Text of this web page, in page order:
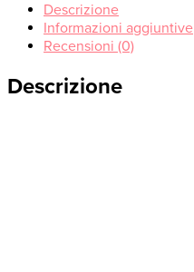
Descrizione
Informazioni aggiuntive
Recensioni (0)
Descrizione